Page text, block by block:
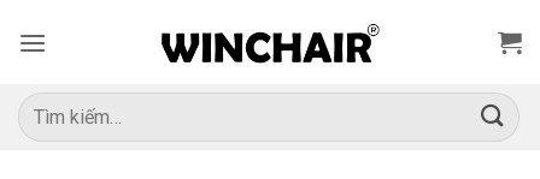
qua
dung
Tìm
kiếm: